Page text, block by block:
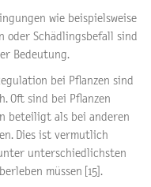
wie beispielsweise
oder Schädlingsbefall sind
Bedeutung.
bei Pflanzen sind
Oft sind bei Pflanzen
beteiligt als bei anderen
Dies ist vermutlich
unterschiedlichsten
müssen [15].